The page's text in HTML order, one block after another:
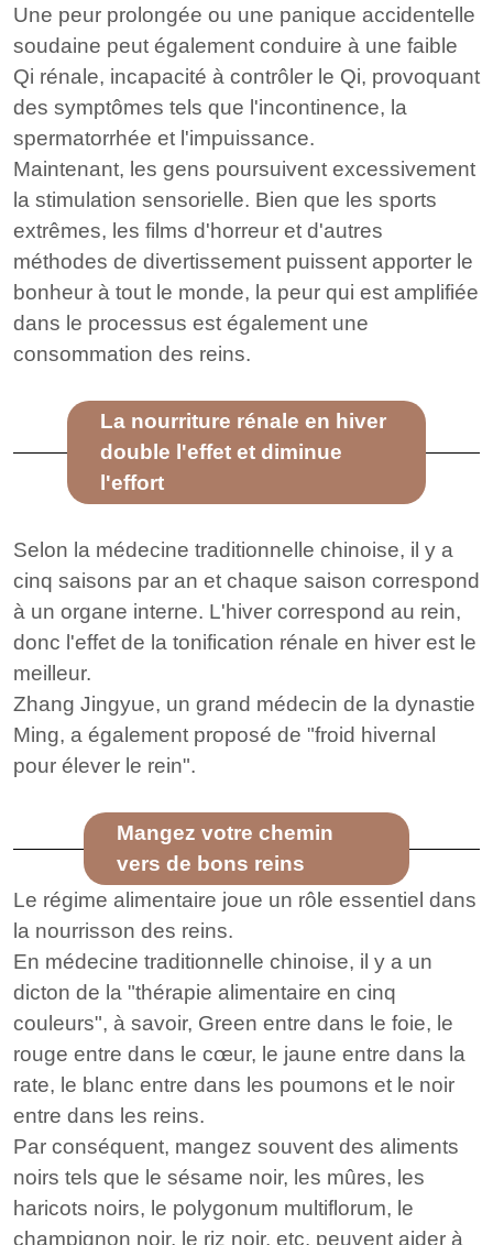
Une peur prolongée ou une panique accidentelle
soudaine peut également conduire à une faible
Qi rénale, incapacité à contrôler le Qi, provoquant
des symptômes tels que l'incontinence, la
spermatorrhée et l'impuissance.
Maintenant, les gens poursuivent excessivement
la stimulation sensorielle. Bien que les sports
extrêmes, les films d'horreur et d'autres
méthodes de divertissement puissent apporter le
bonheur à tout le monde, la peur qui est amplifiée
dans le processus est également une
consommation des reins.
La nourriture rénale en hiver
double l'effet et diminue
l'effort
Selon la médecine traditionnelle chinoise, il y a
cinq saisons par an et chaque saison correspond
à un organe interne. L'hiver correspond au rein,
donc l'effet de la tonification rénale en hiver est le
meilleur.
Zhang Jingyue, un grand médecin de la dynastie
Ming, a également proposé de "froid hivernal
pour élever le rein".
Mangez votre chemin
vers de bons reins
Le régime alimentaire joue un rôle essentiel dans
la nourrisson des reins.
En médecine traditionnelle chinoise, il y a un
dicton de la "thérapie alimentaire en cinq
couleurs", à savoir, Green entre dans le foie, le
rouge entre dans le cœur, le jaune entre dans la
rate, le blanc entre dans les poumons et le noir
entre dans les reins.
Par conséquent, mangez souvent des aliments
noirs tels que le sésame noir, les mûres, les
haricots noirs, le polygonum multiflorum, le
champignon noir, le riz noir, etc. peuvent aider à